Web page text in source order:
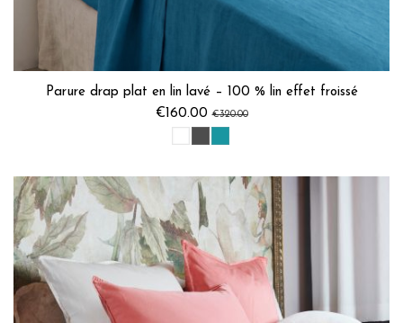
Parure drap plat en lin lavé – 100 % lin effet froissé
€160.00€320.00